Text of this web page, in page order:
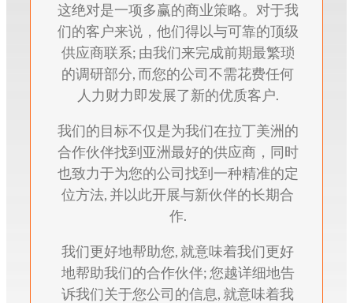
这绝对是一项多赢的商业策略。对于我
们的客户来说，他们得以与可靠的顶级
供应商联系; 由我们来完成前期最繁琐
的调研部分, 而您的公司不需花费任何
人力财力即发展了新的优质客户.
我们的目标不仅是为我们在拉丁美洲的
合作伙伴找到亚洲最好的供应商，同时
也致力于为您的公司找到一种精准的定
位方法, 并以此开展与新伙伴的长期合
作.
我们更好地帮助您, 就意味着我们更好
地帮助我们的合作伙伴; 您越详细地告
诉我们关于您公司的信息, 就意味着我